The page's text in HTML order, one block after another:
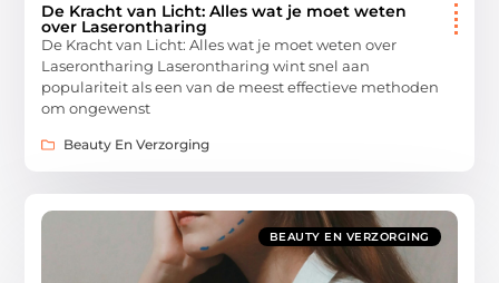
De Kracht van Licht: Alles wat je moet weten
over Laserontharing
De Kracht van Licht: Alles wat je moet weten over
Laserontharing Laserontharing wint snel aan
populariteit als een van de meest effectieve methoden
om ongewenst
Beauty En Verzorging
BEAUTY EN VERZORGING